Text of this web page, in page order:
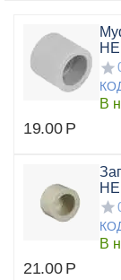
В
19.00 Р
В
21.00 Р